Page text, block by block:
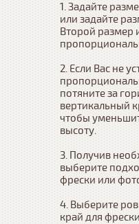
1. Задайте
или задайте
Второй размер
2. Если Вас не
потяните за
вертикальный
чтобы
высоту.
3. Получив
выберите
фрески или
4. Выберите
край для